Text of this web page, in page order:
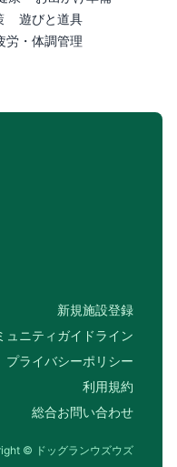
遊びと道具
労・体調管理
新規施設登録
ュニティガイドライン
プライバシーポリシー
利用規約
総合お問い合わせ
© ドッグランウズウズ